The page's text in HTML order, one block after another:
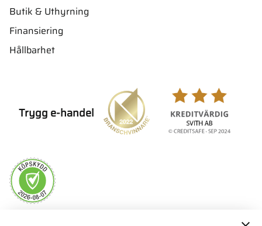
Butik & Uthyrning
Finansiering
Hållbarhet
Trygg e-handel